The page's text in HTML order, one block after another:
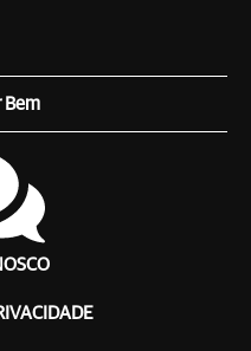
Bem